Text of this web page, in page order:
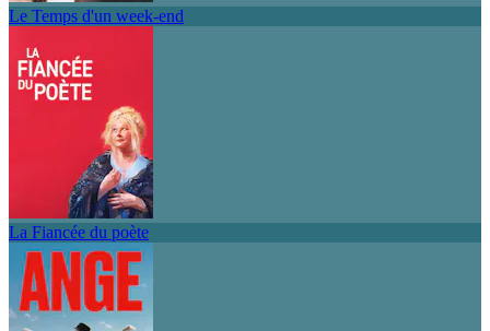
Le Temps d'un week-end
La Fiancée du poète